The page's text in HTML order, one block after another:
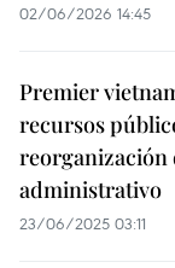
02/06/2026 14:45
Premier
recursos
reorganización
administrativo
23/06/2025 03:11